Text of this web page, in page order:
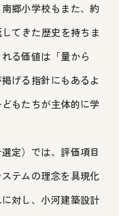
郷小学校もまた、約
てきた歴史を持ちま
る価値は「量から
げる指針にもあるよ
もたちが主体的に学
定）では、評価項目
テムの理念を具現化
対し、小河建築設計